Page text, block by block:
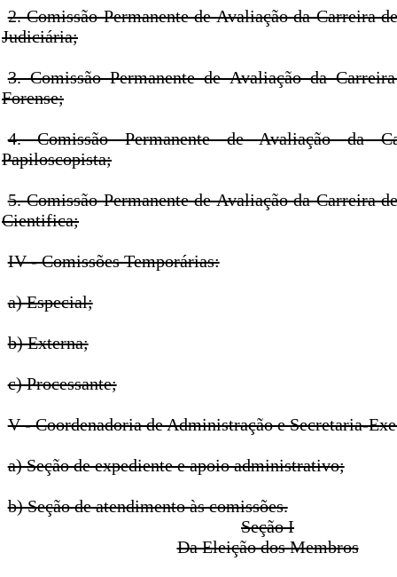
2. Comissão Permanente de Avaliação da Carreira
Judiciária;
3. Comissão Permanente de Avaliação da
Forense;
4. Comissão Permanente de Avaliação da
Papiloscopista;
5. Comissão Permanente de Avaliação da Carreira
Cientifica;
IV - Comissões Temporárias:
a) Especial;
b) Externa;
c) Processante;
V - Coordenadoria de Administração e Secretaria-
a) Seção de expediente e apoio administrativo;
b) Seção de atendimento às comissões.
Seção I
Da Eleição dos Membros